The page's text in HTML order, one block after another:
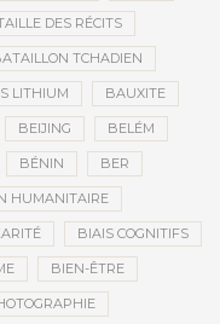
DES RÉCITS
TCHADIEN
LITHIUM BAUXITE
BEIJING BELÉM
BÉNIN BER
HUMANITAIRE
BIAIS COGNITIFS
BIEN-ÊTRE